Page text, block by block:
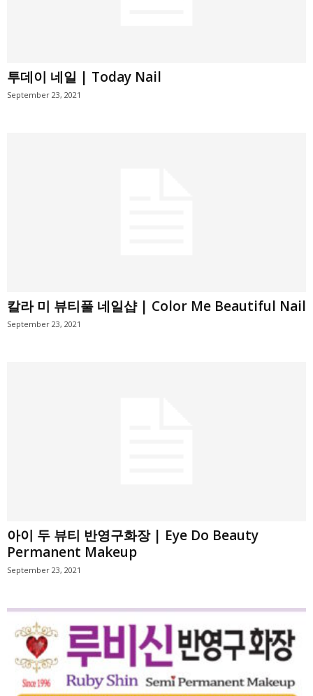
투데이 네일 | Today Nail
September 23, 2021
칼라 미 뷰티풀 네일샵 | Color Me Beautiful Nail
September 23, 2021
아이 두 뷰티 반영구화장 | Eye Do Beauty
Permanent Makeup
September 23, 2021